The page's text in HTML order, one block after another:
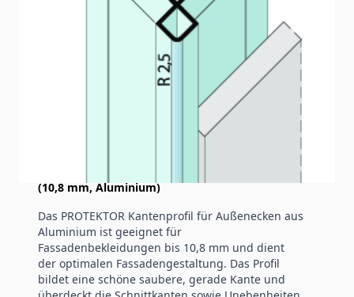
9442
(10,8 mm, Aluminium)
Das PROTEKTOR Kantenprofil für Außenecken aus
Aluminium ist geeignet für
Fassadenbekleidungen bis 10,8 mm und dient
der optimalen Fassadengestaltung. Das Profil
bildet eine schöne saubere, gerade Kante und